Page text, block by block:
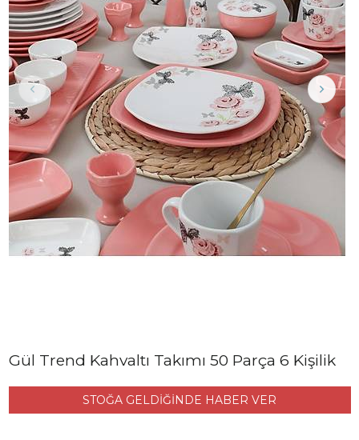
Gül Trend Kahvaltı Takımı 50 Parça 6 Kişilik
STOĞA GELDİĞİNDE HABER VER